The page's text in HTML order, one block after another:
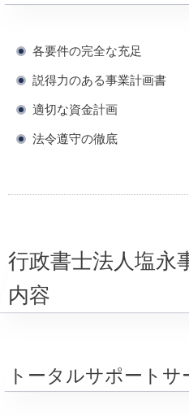
各要件の完全な充足
説得力のある事業計画書
適切な資金計画
法令遵守の徹底
行政書士法人塩永
内容
トータルサポートサ